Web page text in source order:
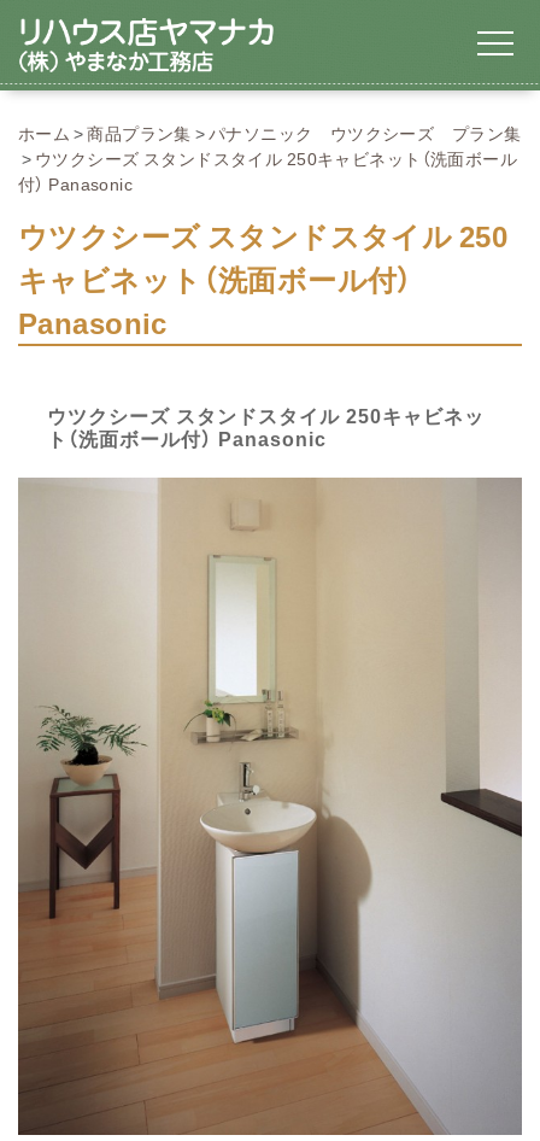
ホーム 商品プラン集
パナソニック ウツクシーズ プラン集
ウツクシーズ スタンドスタイル 250キャビネット（洗面ボール
付） Panasonic
ウツクシーズ スタンドスタイル 250
キャビネット（洗面ボール付）
Panasonic
ウツクシーズ スタンドスタイル 250キャビネッ
ト（洗面ボール付） Panasonic